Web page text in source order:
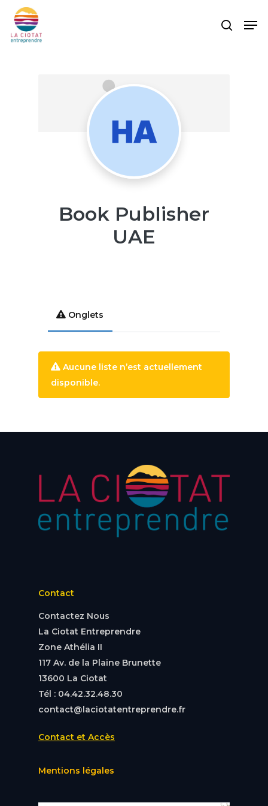
main
search
Book Publisher
UAE
Onglets
Aucune liste n’est actuellement
disponible.
Contact
Contactez Nous
La Ciotat Entreprendre
Zone Athélia II
117 Av. de la Plaine Brunette
13600 La Ciotat
Tél : 04.42.32.48.30
contact@laciotatentreprendre.fr
Contact et Accès
Mentions légales